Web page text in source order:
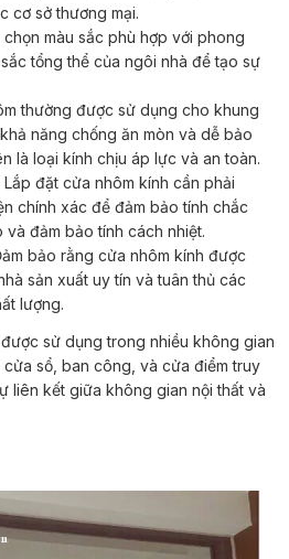
cơ sở thương mại.
chọn màu sắc phù hợp với phong
tổng thể của ngôi nhà để tạo sự
thường được sử dụng cho khung
năng chống ăn mòn và dễ bảo
là loại kính chịu áp lực và an toàn.
đặt cửa nhôm kính cần phải
chính xác để đảm bảo tính chắc
và đảm bảo tính cách nhiệt.
bảo rằng cửa nhôm kính được
sản xuất uy tín và tuân thủ các
lượng.
sổ, ban công, và cửa điểm truy
liên kết giữa không gian nội thất và